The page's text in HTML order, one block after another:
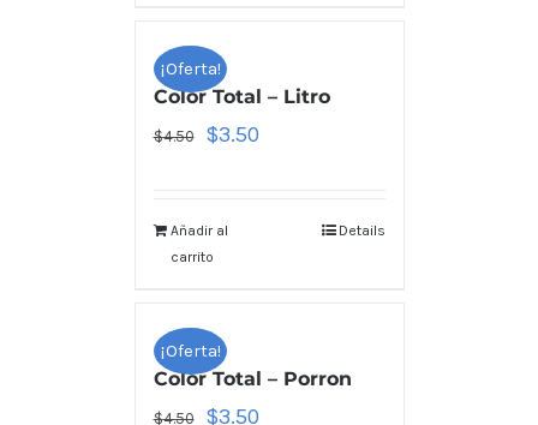
¡Oferta!
Color Total – Litro
$4.50 $3.50
Añadir al
carrito
Details
¡Oferta!
Color Total – Porron
$4.50 $3.50